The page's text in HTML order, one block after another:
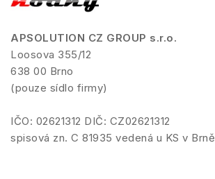
APSOLUTION CZ GROUP s.r.o.
Loosova 355/12
638 00 Brno
(pouze sídlo firmy)
IČO: 02621312 DIČ: CZ02621312
spisová zn. C 81935 vedená u KS v Brně